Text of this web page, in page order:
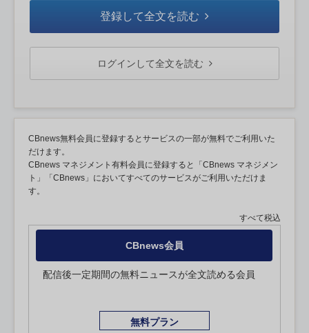
登録して全文を読む
ログインして全文を読む
CBnews無料会員に登録するとサービスの一部が無料でご利用いた
だけます。
CBnews マネジメント有料会員に登録すると「CBnews マネジメン
ト」「CBnews」においてすべてのサービスがご利用いただけま
す。
すべて税込
CBnews会員
配信後一定期間の無料ニュースが全文読める会員
無料プラン